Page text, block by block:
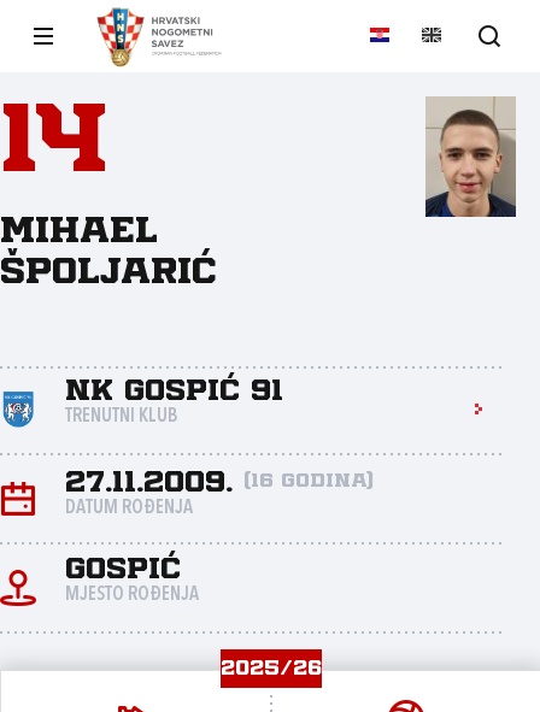
14
Mihael
Špoljarić
NK Gospić 91
TRENUTNI KLUB
27.11.2009. (16 godina)
DATUM ROĐENJA
Gospić
MJESTO ROĐENJA
2025/26